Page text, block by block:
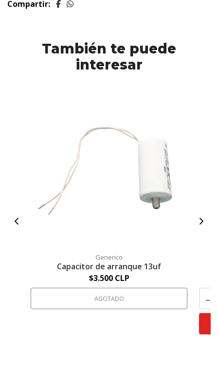
Compartir:
También te puede
interesar
Generico
Capacitor de arranque 13uf
$3.500 CLP
AGOTADO -